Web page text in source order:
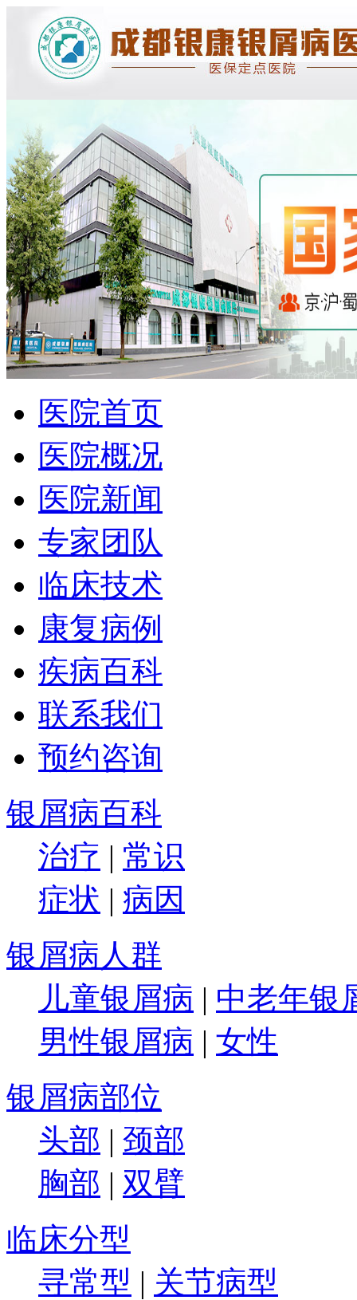
医院首页
医院概况
医院新闻
专家团队
临床技术
康复病例
疾病百科
联系我们
预约咨询
银屑病百科
治疗 | 常识
症状 | 病因
银屑病人群
儿童银屑病 | 中老年银
男性银屑病 | 女性
银屑病部位
头部 | 颈部
胸部 | 双臂
临床分型
寻常型 | 关节病型